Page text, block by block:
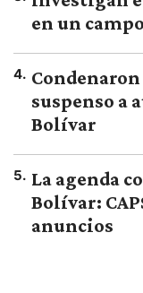
en un
4.
suspenso a
Bolívar
5. La agenda
Bolívar:
anuncios